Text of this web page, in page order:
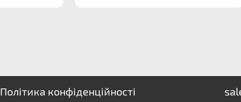
Політика конфіденційності